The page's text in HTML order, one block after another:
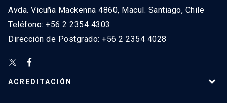
Avda. Vicuña Mackenna 4860, Macul. Santiago, Chile
Teléfono: +56 2 2354 4303
Dirección de Postgrado: +56 2 2354 4028
ACREDITACIÓN